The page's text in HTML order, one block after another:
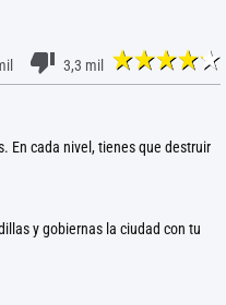
3,3 mil
En cada nivel, tienes que destruir
y gobiernas la ciudad con tu